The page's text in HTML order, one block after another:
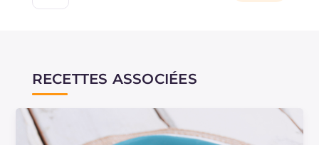
RECETTES ASSOCIÉES